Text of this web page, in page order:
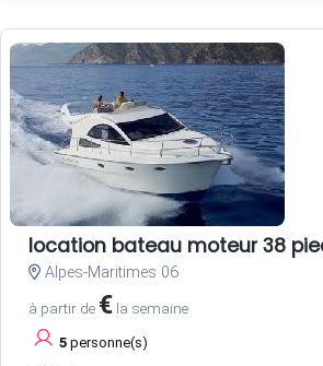
location bateau moteur 38
Alpes-Maritimes 06
à partir de € la semaine
5 personne(s)